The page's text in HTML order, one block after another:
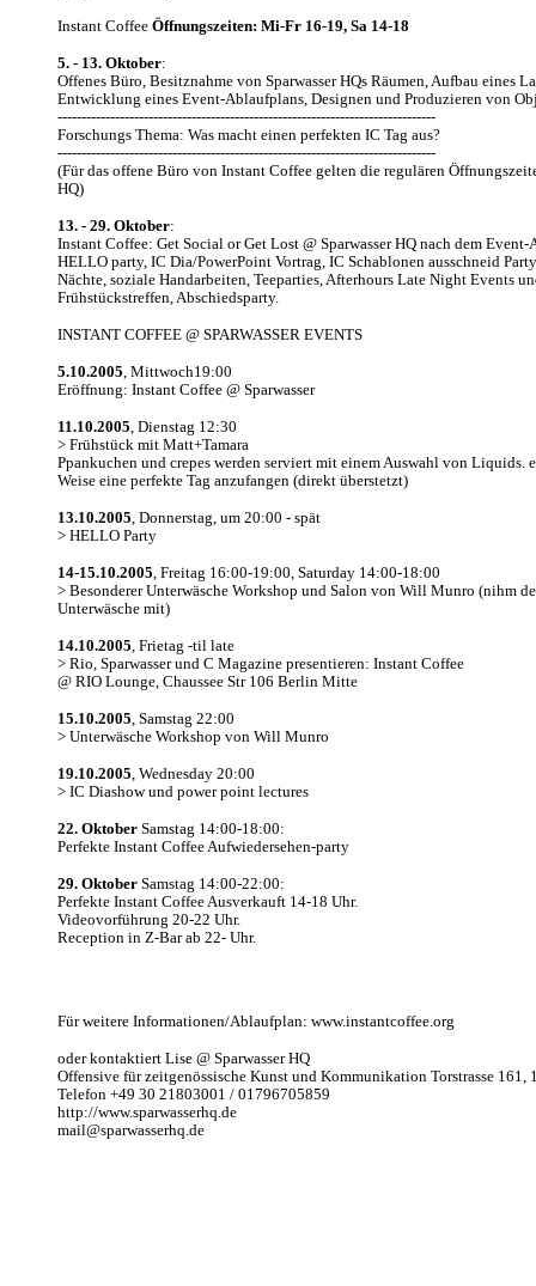
Instant Coffee Öffnungszeiten: Mi-Fr 16-19, Sa 14-18
5. - 13. Oktober:
Offenes Büro, Besitznahme von Sparwasser HQs Räumen, Aufbau eines
Entwicklung eines Event-Ablaufplans, Designen und Produzieren von
-------------------------------------------------------------------------------
Forschungs Thema: Was macht einen perfekten IC Tag aus?
-------------------------------------------------------------------------------
(Für das offene Büro von Instant Coffee gelten die regulären
HQ)
13. - 29. Oktober:
Instant Coffee: Get Social or Get Lost @ Sparwasser HQ nach dem
HELLO party, IC Dia/PowerPoint Vortrag, IC Schablonen ausschneid
Nächte, soziale Handarbeiten, Teeparties, Afterhours Late Night Events
Frühstückstreffen, Abschiedsparty.
INSTANT COFFEE @ SPARWASSER EVENTS
5.10.2005, Mittwoch19:00
Eröffnung: Instant Coffee @ Sparwasser
11.10.2005, Dienstag 12:30
> Frühstück mit Matt+Tamara
Ppankuchen und crepes werden serviert mit einem Auswahl von Liquids.
Weise eine perfekte Tag anzufangen (direkt überstetzt)
13.10.2005, Donnerstag, um 20:00 - spät
> HELLO Party
14-15.10.2005, Freitag 16:00-19:00, Saturday 14:00-18:00
> Besonderer Unterwäsche Workshop und Salon von Will Munro (nihm
Unterwäsche mit)
14.10.2005, Frietag -til late
> Rio, Sparwasser und C Magazine presentieren: Instant Coffee
@ RIO Lounge, Chaussee Str 106 Berlin Mitte
15.10.2005, Samstag 22:00
> Unterwäsche Workshop von Will Munro
19.10.2005, Wednesday 20:00
> IC Diashow und power point lectures
22. Oktober Samstag 14:00-18:00:
Perfekte Instant Coffee Aufwiedersehen-party
29. Oktober Samstag 14:00-22:00:
Perfekte Instant Coffee Ausverkauft 14-18 Uhr.
Videovorführung 20-22 Uhr.
Reception in Z-Bar ab 22- Uhr.
Für weitere Informationen/Ablaufplan: www.instantcoffee.org
oder kontaktiert Lise @ Sparwasser HQ
Offensive für zeitgenössische Kunst und Kommunikation Torstrasse 161,
Telefon +49 30 21803001 / 01796705859
http://www.sparwasserhq.de
mail@sparwasserhq.de